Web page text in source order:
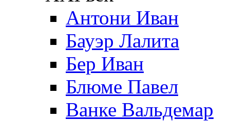
Антони Иван
Бауэр Лалита
Бер Иван
Блюме Павел
Ванке Вальдемар